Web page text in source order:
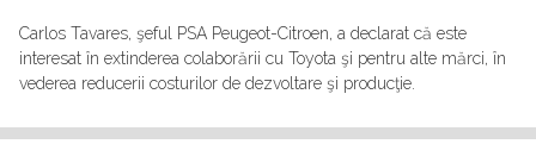
Carlos Tavares, şeful PSA Peugeot-Citroen, a declarat că este
interesat în extinderea colaborării cu Toyota şi pentru alte mărci, în
vederea reducerii costurilor de dezvoltare şi producţie.